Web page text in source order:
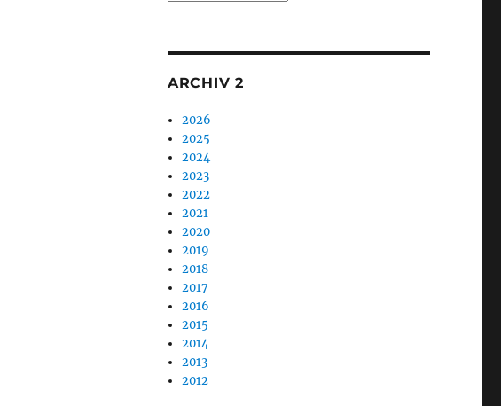
ARCHIV 2
2026
2025
2024
2023
2022
2021
2020
2019
2018
2017
2016
2015
2014
2013
2012